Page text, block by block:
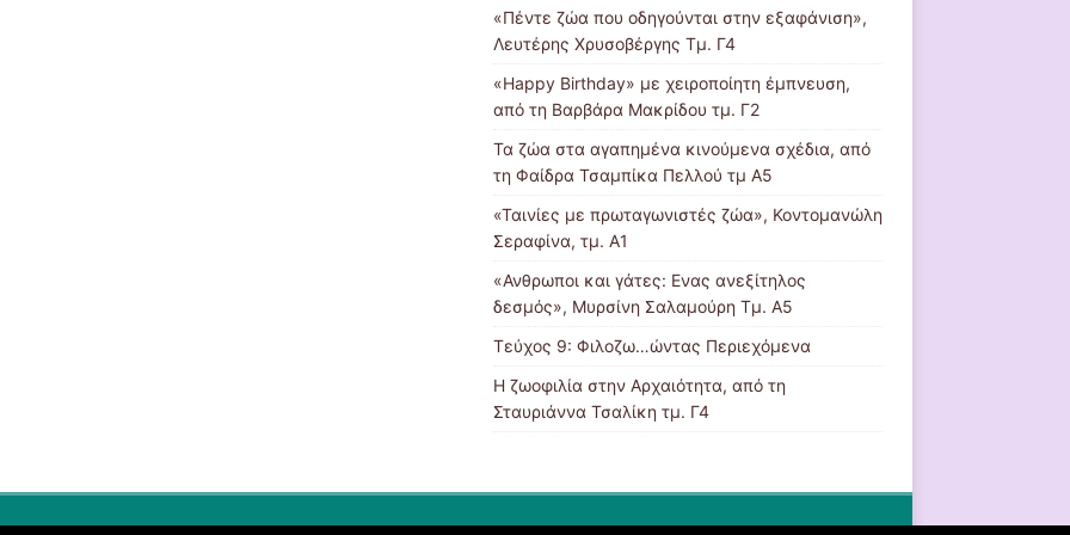
«Πέντε ζώα που οδηγούνται στην εξαφάνιση»,
Λευτέρης Χρυσοβέργης Τμ. Γ4
«Happy Birthday» με χειροποίητη έμπνευση,
από τη Βαρβάρα Μακρίδου τμ. Γ2
Τα ζώα στα αγαπημένα κινούμενα σχέδια, από
τη Φαίδρα Τσαμπίκα Πελλού τμ Α5
«Ταινίες με πρωταγωνιστές ζώα», Κοντομανώλη
Σεραφίνα, τμ. Α1
«Ανθρωποι και γάτες: Ενας ανεξίτηλος
δεσμός», Μυρσίνη Σαλαμούρη Τμ. Α5
Τεύχος 9: Φιλοζω…ώντας Περιεχόμενα
Η ζωοφιλία στην Αρχαιότητα, από τη
Σταυριάννα Τσαλίκη τμ. Γ4